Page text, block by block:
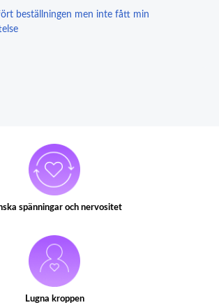
beställningen men inte fått min
spänningar och nervositet
Lugna kroppen